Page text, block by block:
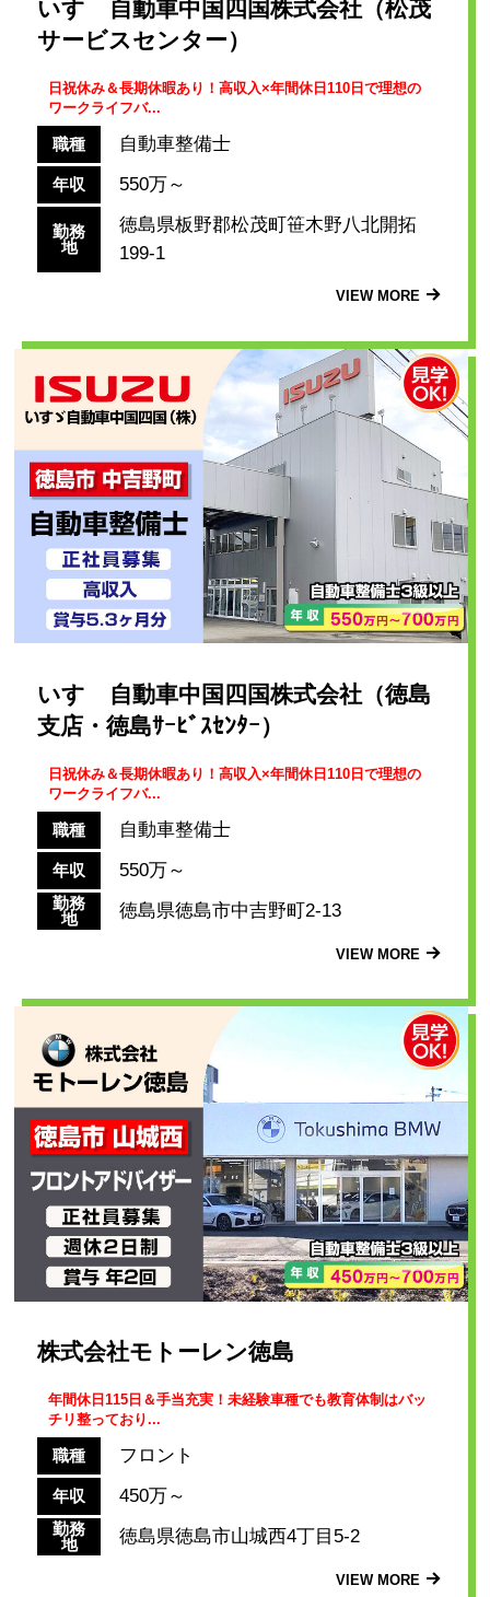
いすゞ自動車中国四国株式会社（松茂
サービスセンター）
日祝休み＆長期休暇あり！高収入×年間休日110日で理想の
ワークライフバ...
職種 自動車整備士
年収 550万～
勤務
地
徳島県板野郡松茂町笹木野八北開拓
199-1
VIEW MORE
いすゞ自動車中国四国株式会社（徳島
支店・徳島ｻｰﾋﾞｽｾﾝﾀｰ）
日祝休み＆長期休暇あり！高収入×年間休日110日で理想の
ワークライフバ...
職種 自動車整備士
年収 550万～
勤務
地
徳島県徳島市中吉野町2-13
VIEW MORE
株式会社モトーレン徳島
年間休日115日＆手当充実！未経験車種でも教育体制はバッ
チリ整っており...
職種 フロント
年収 450万～
勤務
地
徳島県徳島市山城西4丁目5-2
VIEW MORE